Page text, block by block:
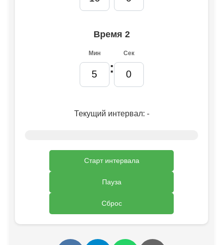
Время 2
Мин
:
Сек
Текущий интервал: -
Старт интервала
Пауза
Сброс